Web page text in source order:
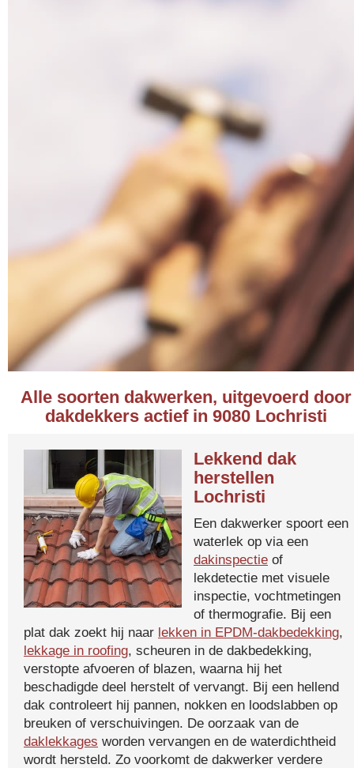
Alle soorten dakwerken, uitgevoerd door
dakdekkers actief in 9080 Lochristi
Lekkend dak
herstellen
Lochristi
Een dakwerker spoort een
waterlek op via een
dakinspectie of
lekdetectie met visuele
inspectie, vochtmetingen
of thermografie. Bij een
plat dak zoekt hij naar lekken in EPDM-dakbedekking,
lekkage in roofing, scheuren in de dakbedekking,
verstopte afvoeren of blazen, waarna hij het
beschadigde deel herstelt of vervangt. Bij een hellend
dak controleert hij pannen, nokken en loodslabben op
breuken of verschuivingen. De oorzaak van de
daklekkages worden vervangen en de waterdichtheid
wordt hersteld. Zo voorkomt de dakwerker verdere